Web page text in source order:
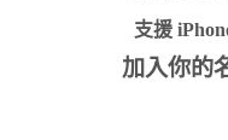
NT$590
支援
加入你的